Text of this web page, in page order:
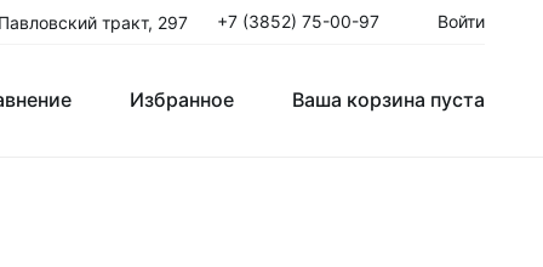
тракт, 297 +7 (3852) 75-00-97 Войти
Избранное Ваша корзина пуста